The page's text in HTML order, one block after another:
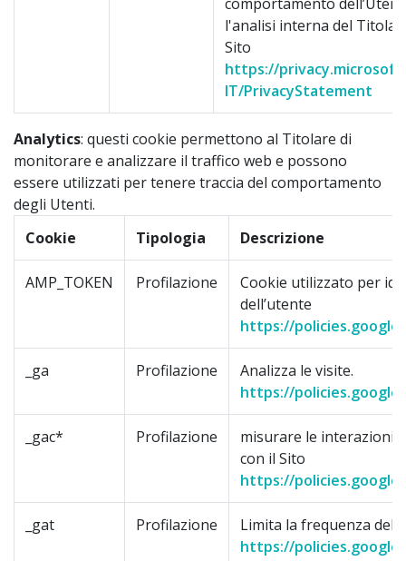
l'analisi interna del
Sito
https://
IT/PrivacyStatement
Analytics: questi cookie permettono al Titolare di
monitorare e analizzare il traffico web e possono
essere utilizzati per tenere traccia del comportamento
degli Utenti.
Cookie
Tipologia Descrizione
AMP_TOKEN Profilazione
Cookie utilizzato per
dell’utente
https://
_ga Profilazione
Analizza le visite.
https://
_gac* Profilazione
misurare le interazioni
con il Sito
https://
_gat Profilazione
Limita la frequenza
https://